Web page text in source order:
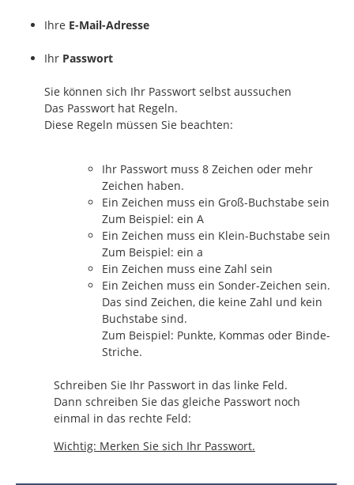
Ihre E-Mail-Adresse
Ihr Passwort
Sie können sich Ihr Passwort selbst aussuchen
Das Passwort hat Regeln.
Diese Regeln müssen Sie beachten:
Ihr Passwort muss 8 Zeichen oder mehr
Zeichen haben.
Ein Zeichen muss ein Groß-Buchstabe sein
Zum Beispiel: ein A
Ein Zeichen muss ein Klein-Buchstabe sein
Zum Beispiel: ein a
Ein Zeichen muss eine Zahl sein
Ein Zeichen muss ein Sonder-Zeichen sein.
Das sind Zeichen, die keine Zahl und kein
Buchstabe sind.
Zum Beispiel: Punkte, Kommas oder Binde-
Striche.
Schreiben Sie Ihr Passwort in das linke Feld.
Dann schreiben Sie das gleiche Passwort noch
einmal in das rechte Feld:
Wichtig: Merken Sie sich Ihr Passwort.